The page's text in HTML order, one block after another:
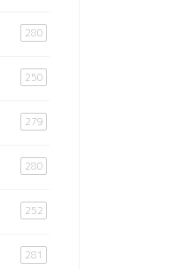
280
250
279
280
252
281